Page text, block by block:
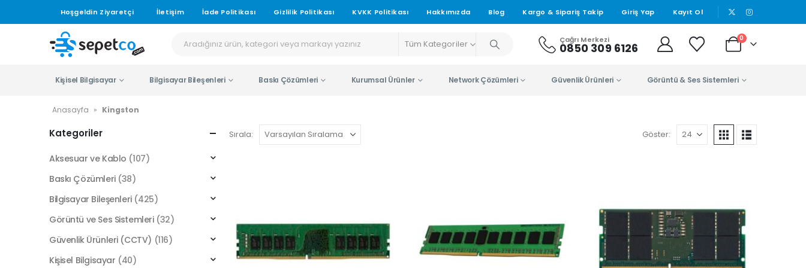
Hoşgeldin Ziyaretçi İletişim İade Politikası Gizlilik Politikası KVKK Politikası Hakkımızda Blog Kargo & Sipariş Takip Giriş Yap Kayıt Ol |
Tüm Kategoriler Çağrı Merkezi
0850 309 6126
0
Kişisel Bilgisayar Bilgisayar Bileşenleri Baskı Çözümleri Kurumsal Ürünler Network Çözümleri Güvenlik Ürünleri Görüntü & Ses Sistemleri
Anasayfa » Kingston
Sırala: Göster:
Kategoriler
Aksesuar ve Kablo (107)
Baskı Çözümleri (38)
Bilgisayar Bileşenleri (425)
Görüntü ve Ses Sistemleri (32)
Güvenlik Ürünleri (CCTV) (116)
Kişisel Bilgisayar (40)